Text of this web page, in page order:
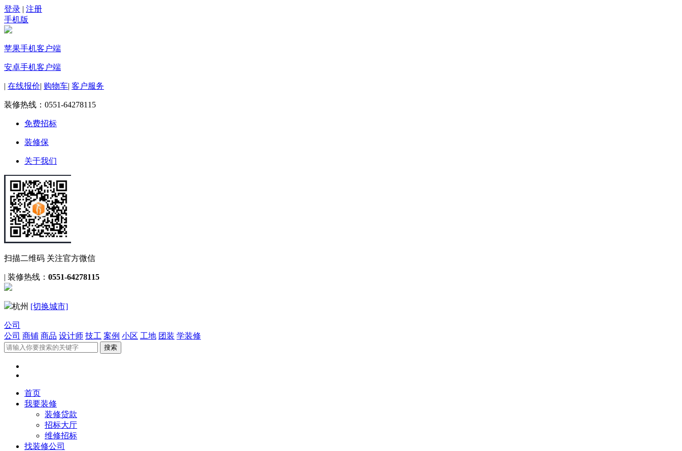
登录 | 注册
手机版
苹果手机客户端
安卓手机客户端
| 在线报价| 购物车| 客户服务
装修热线： 0551-64278115
免费招标
装修保
关于我们
扫描二维码 关注官方微信
| 装修热线： 0551-64278115
杭州 [切换城市]
公司
公司 商铺 商品 设计师 技工 案例 小区 工地 团装 学装修
首页
我要装修
装修贷款
招标大厅
维修招标
找装修公司